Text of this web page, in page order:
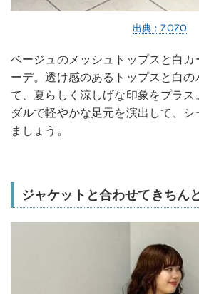
出典：ZOZO
ベージュのメッシュトップスと白カ
ーデ。透け感のあるトップスと白
て、夏らしく涼しげな印象をプラ
ダルで軽やかな足元を演出して、
ましょう。
ジャケットと合わせてきちん